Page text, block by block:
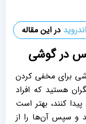
در این مقاله
در گوشی
برای مخفی کردن
نگران هستید که افراد
کنند، بهتر است
و سپس آن‌ها را از